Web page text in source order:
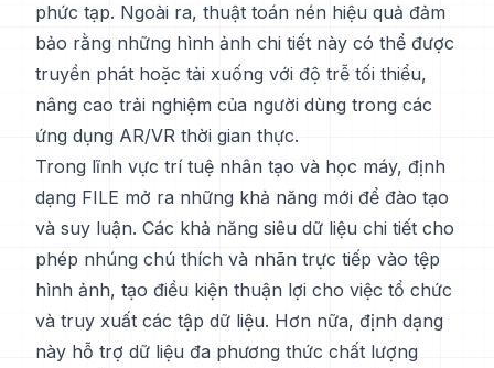
phức tạp. Ngoài ra, thuật toán nén hiệu quả đảm
bảo rằng những hình ảnh chi tiết này có thể được
truyền phát hoặc tải xuống với độ trễ tối thiểu,
nâng cao trải nghiệm của người dùng trong các
ứng dụng AR/VR thời gian thực.
Trong lĩnh vực trí tuệ nhân tạo và học máy, định
dạng FILE mở ra những khả năng mới để đào tạo
và suy luận. Các khả năng siêu dữ liệu chi tiết cho
phép nhúng chú thích và nhãn trực tiếp vào tệp
hình ảnh, tạo điều kiện thuận lợi cho việc tổ chức
và truy xuất các tập dữ liệu. Hơn nữa, định dạng
này hỗ trợ dữ liệu đa phương thức chất lượng